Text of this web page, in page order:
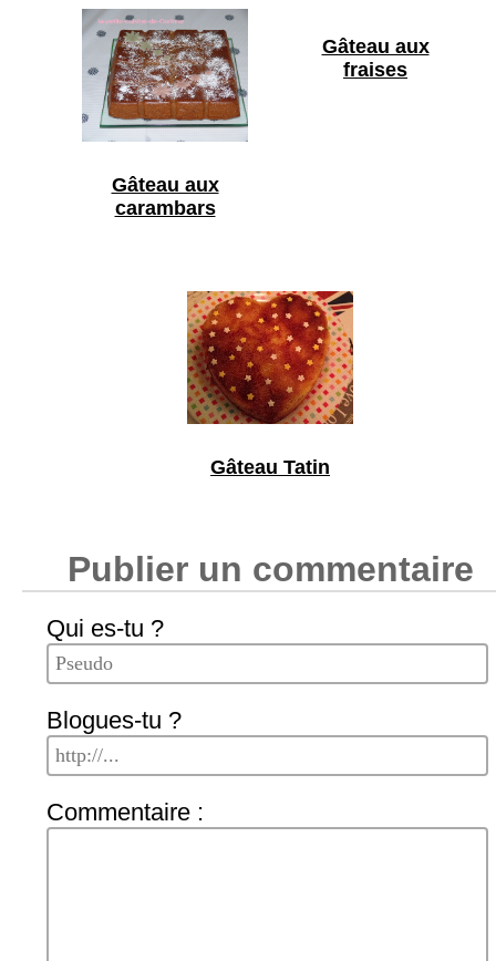
Gâteau aux
carambars
Gâteau aux
fraises
Gâteau Tatin
Publier un commentaire
Qui es-tu ?
Blogues-tu ?
Commentaire :